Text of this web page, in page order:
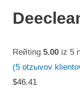
Reйting5.00 iz 5
(5 otzыvov
$46.41